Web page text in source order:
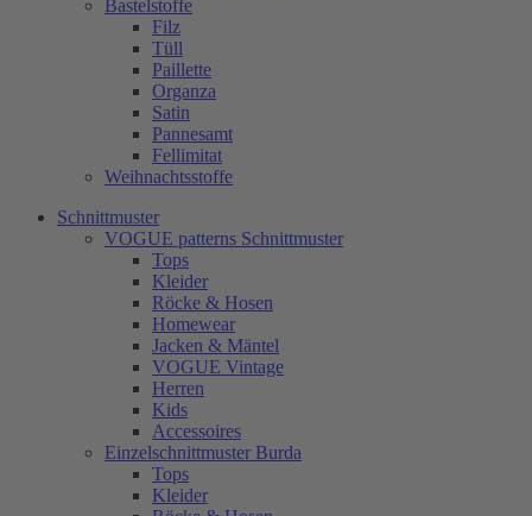
Bastelstoffe
Filz
Tüll
Paillette
Organza
Satin
Pannesamt
Fellimitat
Weihnachtsstoffe
Schnittmuster
VOGUE patterns Schnittmuster
Tops
Kleider
Röcke & Hosen
Homewear
Jacken & Mäntel
VOGUE Vintage
Herren
Kids
Accessoires
Einzelschnittmuster Burda
Tops
Kleider